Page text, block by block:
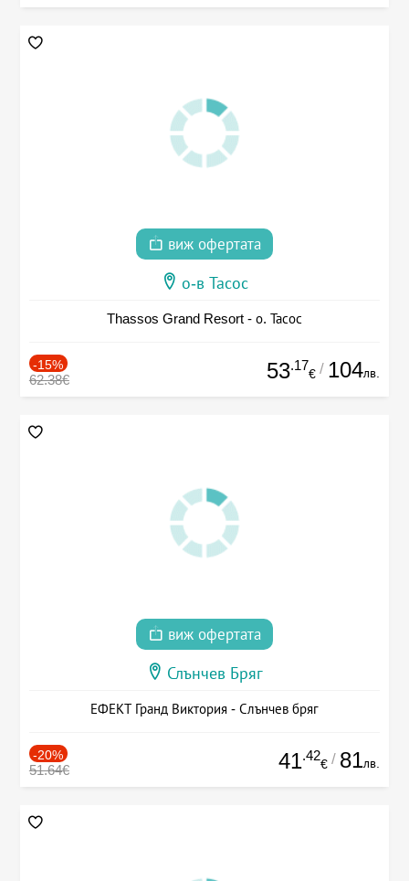
виж офертата
о-в Тасос
Thassos Grand Resort - о. Тасос
-15%
62.38€ 53.17
€ / 104лв.
виж офертата
Слънчев Бряг
ЕФЕКТ Гранд Виктория - Слънчев бряг
-20%
51.64€ 41.42
€ / 81лв.